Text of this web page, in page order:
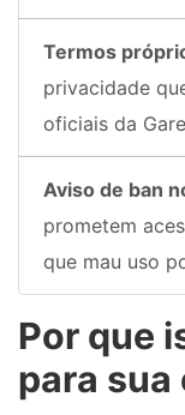
Termos
privacidade
oficiais da
Aviso de ban
prometem
que mau uso
Por que
para sua